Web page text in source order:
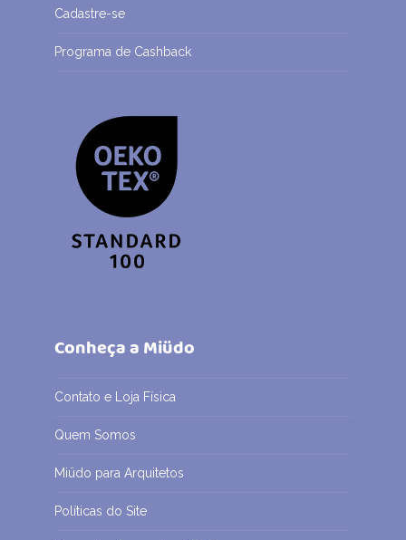
Cadastre-se
Programa de Cashback
Conheça a Miüdo
Contato e Loja Física
Quem Somos
Miüdo para Arquitetos
Políticas do Site